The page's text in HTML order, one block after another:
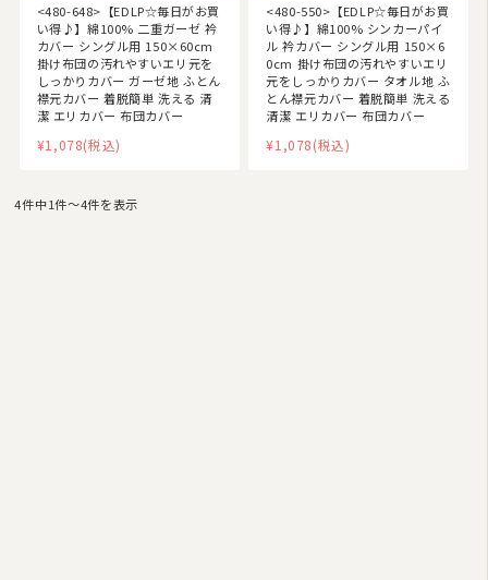
<480-648>【EDLP☆毎日がお買
い得♪】綿100% 二重ガーゼ 衿
カバー シングル用 150×60cm
掛け布団の汚れやすいエリ元を
しっかりカバー ガーゼ地 ふとん
襟元カバー 着脱簡単 洗える 清
潔 エリカバー 布団カバー
¥1,078(税込)
<480-550>【EDLP☆毎日がお買
い得♪】綿100% シンカーパイ
ル 衿カバー シングル用 150×6
0cm 掛け布団の汚れやすいエリ
元をしっかりカバー タオル地 ふ
とん襟元カバー 着脱簡単 洗える
清潔 エリカバー 布団カバー
¥1,078(税込)
4件中1件〜4件を表示